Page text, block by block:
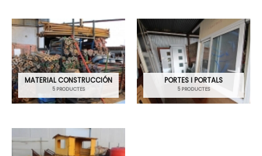
MATERIAL CONSTRUCCIÓN
5 PRODUCTES
PORTES I PORTALS
5 PRODUCTES